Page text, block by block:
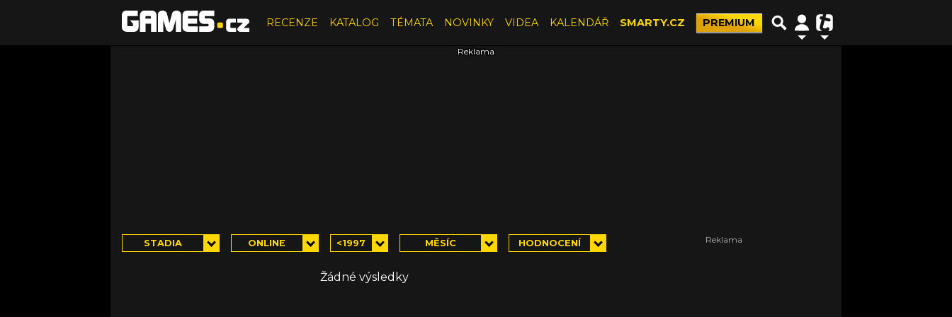
RECENZE KATALOG TÉMATA NOVINKY VIDEA KALENDÁŘ SMARTY.CZ PREMIUM
STADIA ONLINE <1997 MĚSÍC HODNOCENÍ
Žádné výsledky